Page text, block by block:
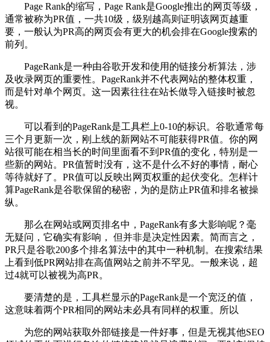
Page Rank的缩写，Page Rank是Google推出的网页等级，
通常被称为PR值，一共10级，级别越高则证明该网页越重
要，一般认为PR高的网页会有更大的机会排在Google搜索的
前列。
PageRank是一种由谷歌开发和使用的链接分析算法，涉
及收录网页的重要性。PageRank并不代表网站的整体权重，
而是针对单个网页。这一因素往往在站长做导入链接时被忽
视。
可以看到的PageRank是工具栏上0-10的标识。谷歌通常每
三个月更新一次，刚上线的新网站不可能获得PR值。你的网
站很可能在相当长的时间里面看不到PR值的变化，特别是一
些新的网站。PR值暂时没有，这不是什么不好的事情，耐心
等待就好了。PR值可以反映出网页权重的起伏变化。怎样计
算PageRank是谷歌保留的秘密，为的是防止PR值和排名被操
纵。
那么在网站或网页排名中，PageRank有多大影响呢？毫
无疑问，它确实有影响， 但并非是决定性因素。简而言之，
PR只是谷歌200多个排名算法中的其中一种机制。在搜索结果
上看到低PR网站排在高值网站之前并不罕见。一般来说，超
过4就可以被视为高PR。
要清楚的是，工具栏显示的PageRank是一个宽泛的值，
这意味着两个PR相同的网站未必具有同样的权重。所以
为您的网站获取外部链接是一件好事，但是无视其他SEO